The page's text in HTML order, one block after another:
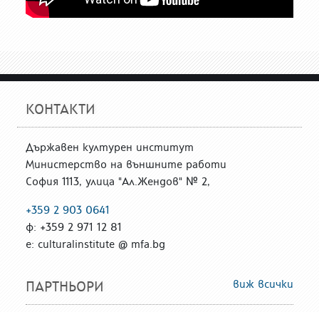
КОНТАКТИ
Държавен културен институт
Министерство на външните работи
София 1113, улица "Ал.Жендов" № 2,
+359 2 903 0641
ф: +359 2 971 12 81
е: culturalinstitute @ mfa.bg
ПАРТНЬОРИ виж всички